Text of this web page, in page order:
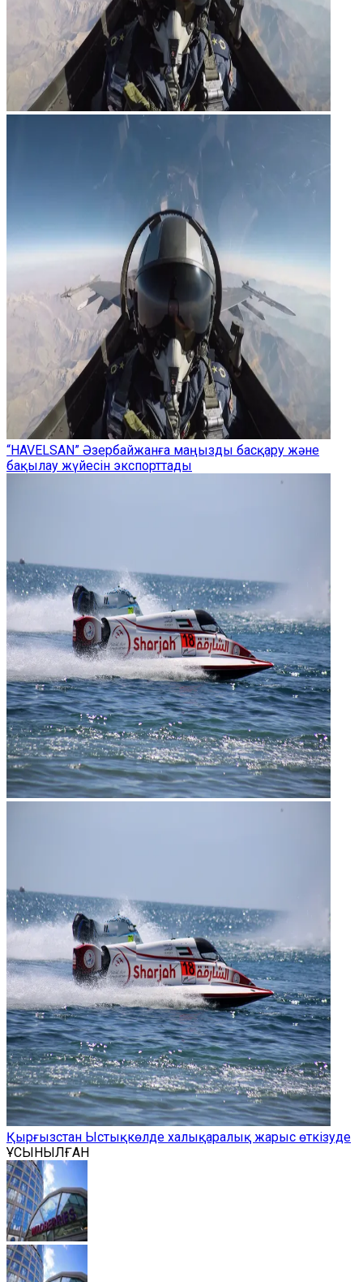
“HAVELSAN” Әзербайжанға маңызды басқару және
бақылау жүйесін экспорттады
Қырғызстан Ыстықкөлде халықаралық жарыс өткізуде
ҰСЫНЫЛҒАН